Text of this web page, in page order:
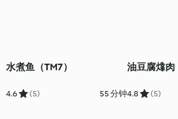
水煮鱼（TM7）
4.6 (5) 55 分钟
油豆腐㸆肉
4.8 (5)